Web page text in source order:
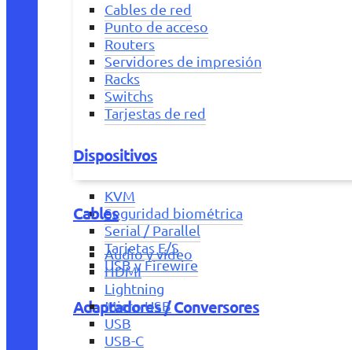
Cables de red
Punto de acceso
Routers
Servidores de impresión
Racks
Switchs
Tarjestas de red
Dispositivos
KVM
Seguridad biométrica
Serial / Parallel
Tarjetas E/S
USB y Firewire
Adaptadores / Conversores
Cables
Audio y vídeo
HDMI
Lightning
Micro USB
USB
USB-C